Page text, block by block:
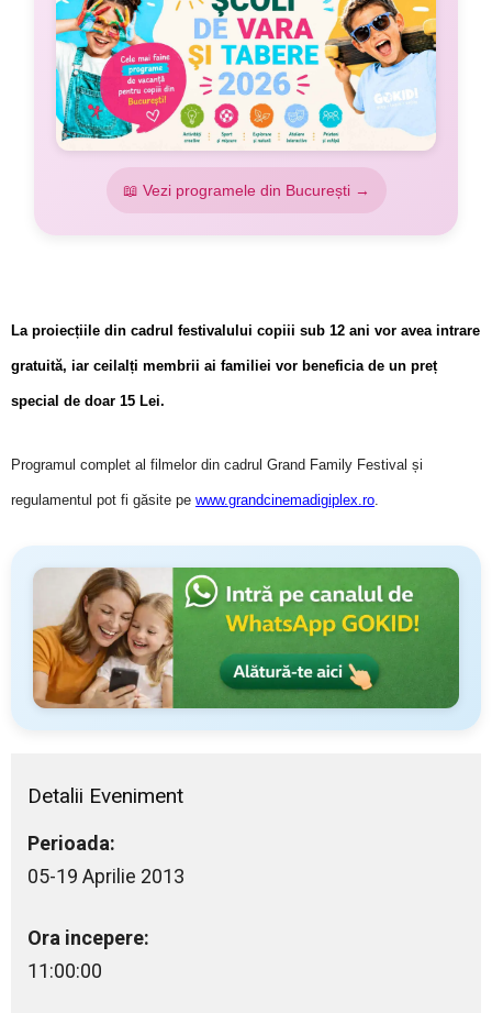
📖 Vezi programele din București →
La proiecțiile din cadrul festivalului copiii sub 12 ani vor avea intrare
gratuită, iar ceilalți membrii ai familiei vor beneficia de un preț
special de doar 15 Lei.
Programul complet al filmelor din cadrul Grand Family Festival și
regulamentul pot fi găsite pe www.grandcinemadigiplex.ro.
Detalii Eveniment
Perioada:
05-19 Aprilie 2013
Ora incepere:
11:00:00